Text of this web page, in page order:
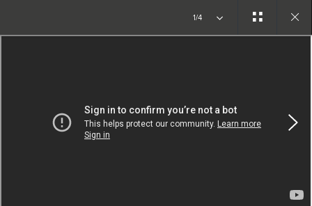
Copy nothing. L'inizio di una nuova era
1/4